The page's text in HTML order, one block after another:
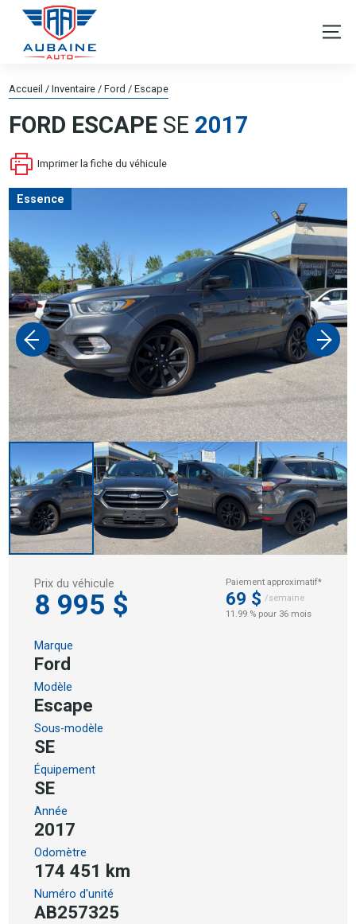
Accueil / Inventaire / Ford / Escape
FORD ESCAPE SE 2017
Imprimer la fiche du véhicule
Essence
Prix du véhicule
8 995 $
Paiement approximatif*
69 $ /semaine
11.99 % pour 36 mois
Marque
Ford
Modèle
Escape
Sous-modèle
SE
Équipement
SE
Année
2017
Odomètre
174 451 km
Numéro d'unité
AB257325